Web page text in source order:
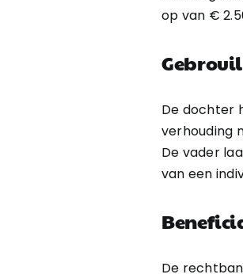
op van €
De dochter
verhouding
De vader
van een
De